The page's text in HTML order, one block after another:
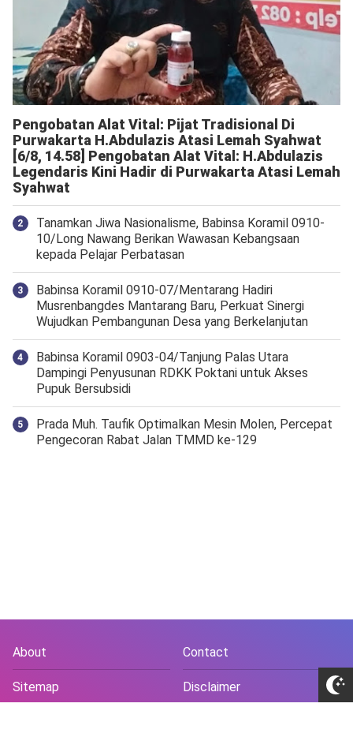
Pengobatan Alat Vital: Pijat Tradisional Di
Purwakarta H.Abdulazis Atasi Lemah Syahwat
[6/8, 14.58] Pengobatan Alat Vital: H.Abdulazis
Legendaris Kini Hadir di Purwakarta Atasi Lemah
Syahwat
Tanamkan Jiwa Nasionalisme, Babinsa Koramil 0910-
10/Long Nawang Berikan Wawasan Kebangsaan
kepada Pelajar Perbatasan
Babinsa Koramil 0910-07/Mentarang Hadiri
Musrenbangdes Mantarang Baru, Perkuat Sinergi
Wujudkan Pembangunan Desa yang Berkelanjutan
‎Babinsa Koramil 0903-04/Tanjung Palas Utara
Dampingi Penyusunan RDKK Poktani untuk Akses
Pupuk Bersubsidi
Prada Muh. Taufik Optimalkan Mesin Molen, Percepat
Pengecoran Rabat Jalan TMMD ke-129
About Contact
Sitemap Disclaimer